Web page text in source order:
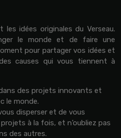
les idées originales du Verseau.
le monde et de faire une
pour partager vos idées et
causes qui vous tiennent à
des projets innovants et
le monde.
disperser et de vous
à la fois, et n’oubliez pas
des autres.